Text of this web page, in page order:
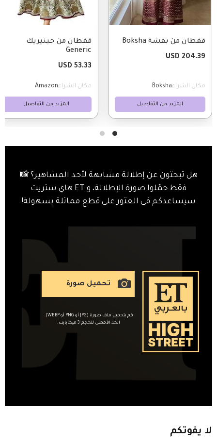
قفطان من بقشة Boksha
204.39 USD
مكان الشراءBoksha
المزيد من التفاصيل
قفطان من جينيريك
Generic
53.33 USD
مكان الشراءAmazon
المزيد من التفاصيل
هل تبحثون عن إطلالة مشابهة لأحد المشاهير؟ 📸
فقط حمّلوا صورة الإطلالة، و ET هاي ستريت
سيساعدكم في العثور على قطع مماثلة بسهولة!
تحميل صورة
قم بتحميل ملف صورة (JPG أو PNG أو WEBP).
الحد الأقصى للحجم: 3 ميجابايت.
لا يفوتكم